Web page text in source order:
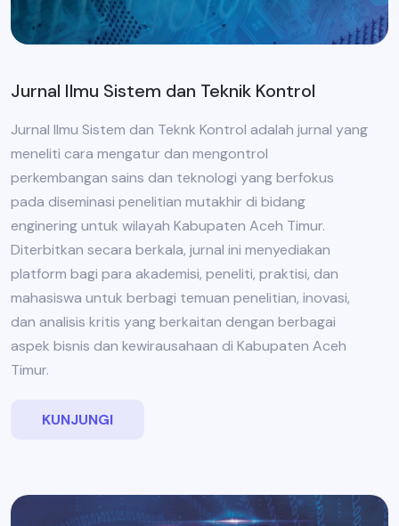
Jurnal Ilmu Sistem dan Teknik Kontrol
Jurnal Ilmu Sistem dan Teknk Kontrol adalah jurnal yang
meneliti cara mengatur dan mengontrol
perkembangan sains dan teknologi yang berfokus
pada diseminasi penelitian mutakhir di bidang
enginering untuk wilayah Kabupaten Aceh Timur.
Diterbitkan secara berkala, jurnal ini menyediakan
platform bagi para akademisi, peneliti, praktisi, dan
mahasiswa untuk berbagi temuan penelitian, inovasi,
dan analisis kritis yang berkaitan dengan berbagai
aspek bisnis dan kewirausahaan di Kabupaten Aceh
Timur.
KUNJUNGI